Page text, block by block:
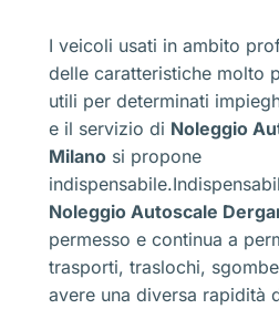
I veicoli usati in ambito
delle caratteristiche molto
utili per determinati
e il servizio di Noleggio
Milano si propone
Noleggio Autoscale
permesso e continua a
trasporti, traslochi,
avere una diversa rapidità